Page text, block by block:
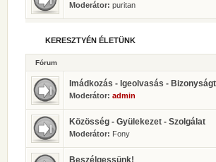
Moderátor: puritan
KERESZTYÉN ÉLETÜNK
Fórum
Imádkozás - Igeolvasás -
Moderátor: admin
Közösség - Gyülekezet - Szolgálat
Moderátor: Fony
Beszélgessünk!